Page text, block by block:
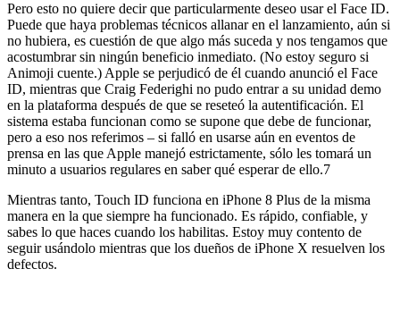
Pero esto no quiere decir que particularmente deseo usar el Face ID.
Puede que haya problemas técnicos allanar en el lanzamiento, aún si
no hubiera, es cuestión de que algo más suceda y nos tengamos que
acostumbrar sin ningún beneficio inmediato. (No estoy seguro si
Animoji cuente.) Apple se perjudicó de él cuando anunció el Face
ID, mientras que Craig Federighi no pudo entrar a su unidad demo
en la plataforma después de que se reseteó la autentificación. El
sistema estaba funcionan como se supone que debe de funcionar,
pero a eso nos referimos – si falló en usarse aún en eventos de
prensa en las que Apple manejó estrictamente, sólo les tomará un
minuto a usuarios regulares en saber qué esperar de ello.7
Mientras tanto, Touch ID funciona en iPhone 8 Plus de la misma
manera en la que siempre ha funcionado. Es rápido, confiable, y
sabes lo que haces cuando los habilitas. Estoy muy contento de
seguir usándolo mientras que los dueños de iPhone X resuelven los
defectos.